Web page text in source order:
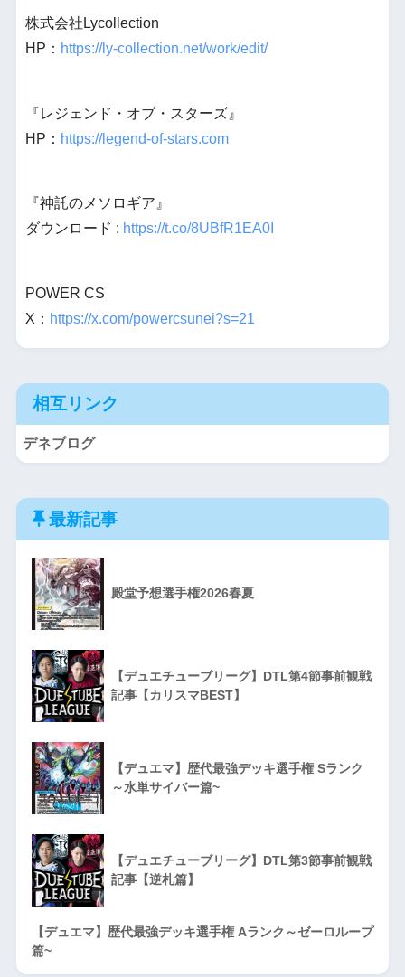
株式会社Lycollection
HP： https://ly-collection.net/work/edit/
『レジェンド・オブ・スターズ』
HP： https://legend-of-stars.com
『神託のメソロギア』
ダウンロード : https://t.co/8UBfR1EA0I
POWER CS
X： https://x.com/powercsunei?s=21
相互リンク
デネブログ
最新記事
殿堂予想選手権2026春夏
【デュエチューブリーグ】DTL第4節事前観戦
記事【カリスマBEST】
【デュエマ】歴代最強デッキ選手権 Sランク
～水単サイバー篇~
【デュエチューブリーグ】DTL第3節事前観戦
記事【逆札篇】
【デュエマ】歴代最強デッキ選手権 Aランク～ゼーロループ
篇~